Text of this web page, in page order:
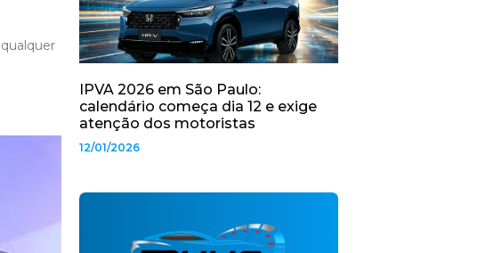
IPVA 2026 em São Paulo:
calendário começa dia 12 e exige
atenção dos motoristas
12/01/2026